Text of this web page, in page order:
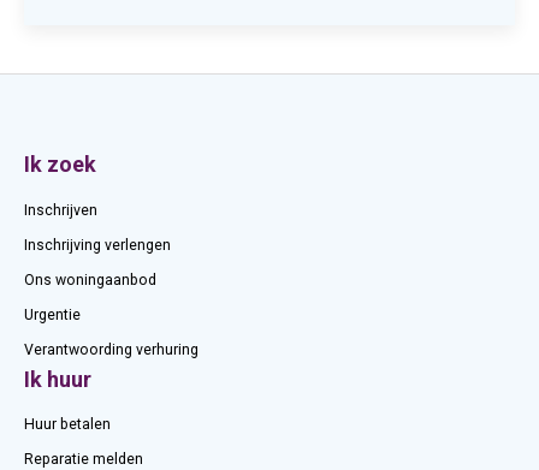
Contactinformatie
Ik zoek
Inschrijven
Inschrijving verlengen
Ons woningaanbod
Urgentie
Verantwoording verhuring
Ik huur
Huur betalen
Reparatie melden